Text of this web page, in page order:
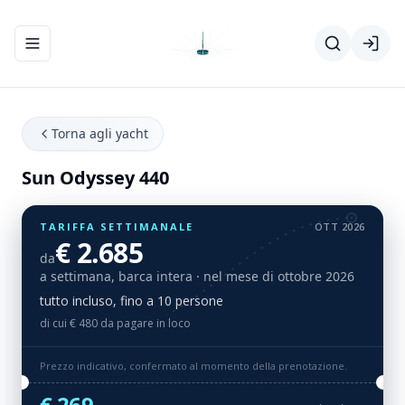
Apri/chiudi menu di navigazione
Torna agli yacht
Sun Odyssey 440
TARIFFA SETTIMANALE OTT 2026
da€ 2.685
a settimana, barca intera · nel mese di ottobre 2026
tutto incluso, fino a 10 persone
di cui € 480 da pagare in loco
Prezzo indicativo, confermato al momento della prenotazione.